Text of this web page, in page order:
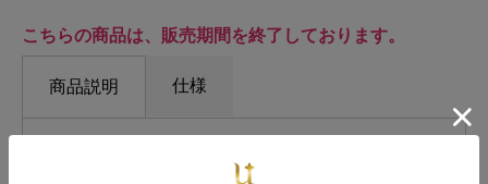
こちらの商品は、販売期間を終了しております。
商品説明 仕様
姿である“キング・エンディミオン”が持つステッキをモチー